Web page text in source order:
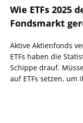
Wie ETFs 2025
Fondsmarkt
Aktive Aktienfonds
ETFs haben die
Schippe drauf.
auf ETFs setzen, um